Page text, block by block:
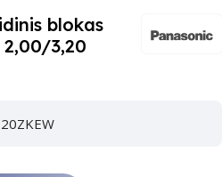
blokas
2,00/3,20